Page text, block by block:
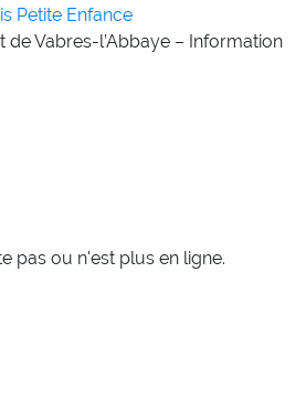
Petite Enfance
de Vabres-l’Abbaye – Information
pas ou n'est plus en ligne.